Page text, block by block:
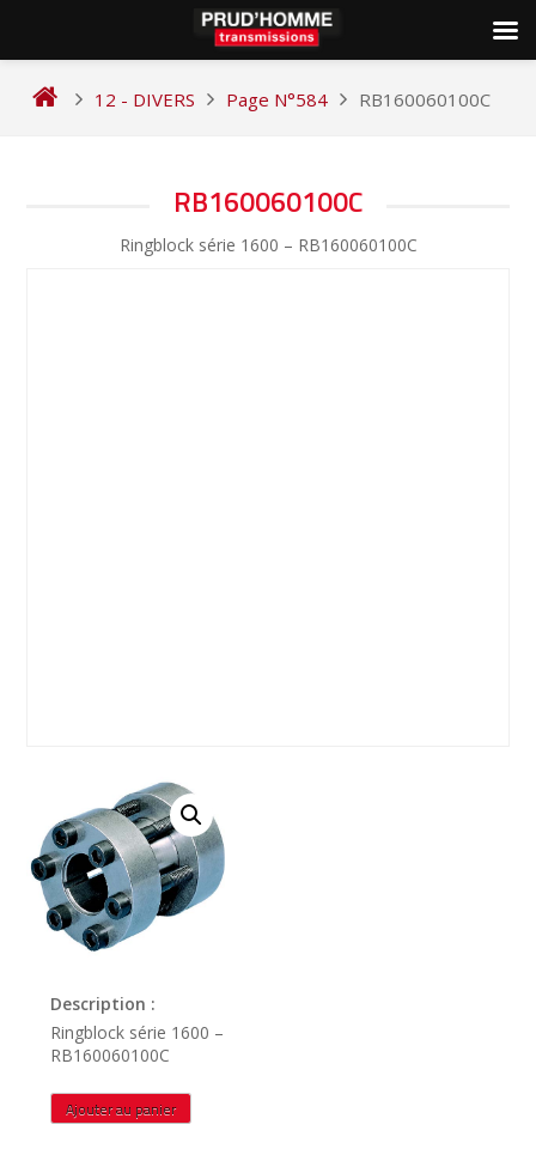
12 - DIVERS Page N°584 RB160060100C
RB160060100C
Ringblock série 1600 – RB160060100C
Description :
Ringblock série 1600 –
RB160060100C
quantité
de
Ajouter au panier